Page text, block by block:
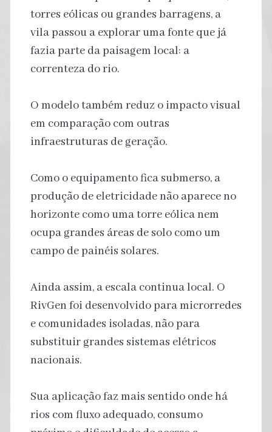
torres eólicas ou grandes barragens, a
vila passou a explorar uma fonte que já
fazia parte da paisagem local: a
correnteza do rio.
O modelo também reduz o impacto visual
em comparação com outras
infraestruturas de geração.
Como o equipamento fica submerso, a
produção de eletricidade não aparece no
horizonte como uma torre eólica nem
ocupa grandes áreas de solo como um
campo de painéis solares.
Ainda assim, a escala continua local. O
RivGen foi desenvolvido para microrredes
e comunidades isoladas, não para
substituir grandes sistemas elétricos
nacionais.
Sua aplicação faz mais sentido onde há
rios com fluxo adequado, consumo